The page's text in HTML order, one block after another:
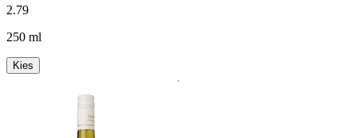
2.79
250 ml
Kies